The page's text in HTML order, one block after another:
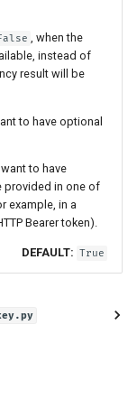
, when the
instead of
result will be
to have optional
to have
provided in one of
example, in a
Bearer token).
DEFAULT: True